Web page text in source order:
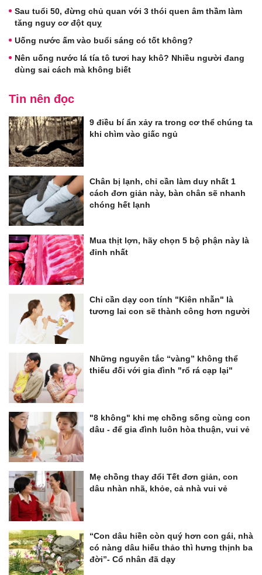
Sau tuổi 50, đừng chủ quan với 3 thói quen âm thầm làm
tăng nguy cơ đột quỵ
Uống nước ấm vào buổi sáng có tốt không?
Nên uống nước lá tía tô tươi hay khô? Nhiều người đang
dùng sai cách mà không biết
Tin nên đọc
9 điều bí ẩn xảy ra trong cơ thể chúng ta
khi chìm vào giấc ngủ
Chân bị lạnh, chỉ cần làm duy nhất 1
cách đơn giản này, bàn chân sẽ nhanh
chóng hết lạnh
Mua thịt lợn, hãy chọn 5 bộ phận này là
đỉnh nhất
Chỉ cần dạy con tính "Kiên nhẫn" là
tương lai con sẽ thành công hơn người
Những nguyên tắc “vàng” không thể
thiếu đối với gia đình "rổ rá cạp lại"
"8 không" khi mẹ chồng sống cùng con
dâu - để gia đình luôn hòa thuận, vui vẻ
Mẹ chồng thay đổi Tết đơn giản, con
dâu nhàn nhã, khỏe, cả nhà vui vẻ
“Con dâu hiền còn quý hơn con gái, nhà
có nàng dâu hiếu thảo thì hưng thịnh ba
đời”- Cổ nhân đã dạy